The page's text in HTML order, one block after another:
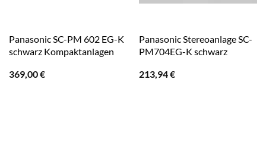
Panasonic SC-PM 602 EG-K
schwarz Kompaktanlagen
369,00€
Panasonic Stereoanlage SC-
PM704EG-K schwarz
213,94€